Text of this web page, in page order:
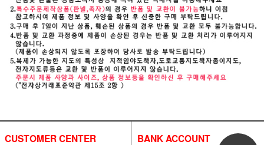
CUSTOMER CENTER BANK ACCOUNT